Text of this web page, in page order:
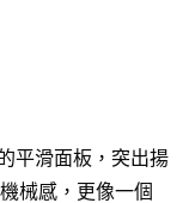
平滑面板，突出揚
械感，更像一個